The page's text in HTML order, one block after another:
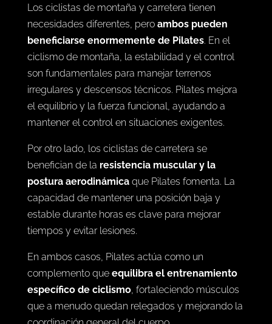
Los ciclistas de montaña y carretera tienen
necesidades diferentes, pero ambos pueden
beneficiarse enormemente de Pilates. En el
ciclismo de montaña, la estabilidad y el control
son fundamentales para manejar terrenos
irregulares y descensos técnicos. Pilates mejora
el equilibrio y la fuerza funcional, ayudando a
mantener el control en situaciones exigentes.
Por otro lado, los ciclistas de carretera se
benefician de la resistencia muscular y la
postura aerodinámicaque Pilates fomenta. La
capacidad de mantener una posición baja y
estable durante horas es clave para mejorar
tiempos y evitar lesiones.
En ambos casos, Pilates actúa como un
complemento que equilibra el entrenamiento
específico de ciclismo, fortaleciendo músculos
que a menudo quedan relegados y mejorando la